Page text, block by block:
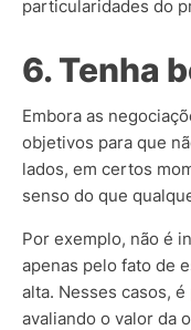
particularidades do
6. Tenha
Embora as
objetivos para que
lados, em certos
senso do que
Por exemplo, não é
apenas pelo fato de
alta. Nesses casos, é
avaliando o valor da